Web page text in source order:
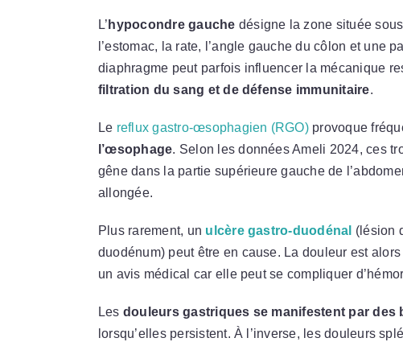
L’ hypocondre gauche désigne la zone située
l’estomac, la rate, l’angle gauche du côlon et une
diaphragme peut parfois influencer la mécanique
filtration du sang et de défense immunitaire.
Le reflux gastro-œsophagien (RGO)provoque
l’œsophage. Selon les données Ameli 2024, ces
gêne dans la partie supérieure gauche de
allongée.
Plus rarement, un ulcère gastro-duodénal (lésion
duodénum) peut être en cause. La douleur est
un avis médical car elle peut se compliquer
Les douleurs gastriques se manifestent par des
lorsqu’elles persistent. À l’inverse, les douleurs